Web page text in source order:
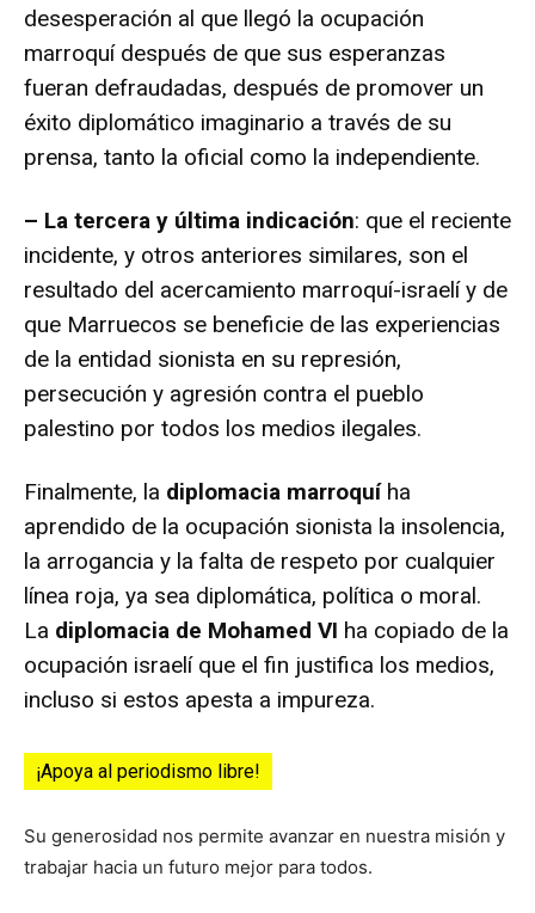
desesperación al que llegó la ocupación
marroquí después de que sus esperanzas
fueran defraudadas, después de promover un
éxito diplomático imaginario a través de su
prensa, tanto la oficial como la independiente.
– La tercera y última indicación: que el reciente
incidente, y otros anteriores similares, son el
resultado del acercamiento marroquí-israelí y de
que Marruecos se beneficie de las experiencias
de la entidad sionista en su represión,
persecución y agresión contra el pueblo
palestino por todos los medios ilegales.
Finalmente, la diplomacia marroquí ha
aprendido de la ocupación sionista la insolencia,
la arrogancia y la falta de respeto por cualquier
línea roja, ya sea diplomática, política o moral.
La diplomacia de Mohamed VI ha copiado de la
ocupación israelí que el fin justifica los medios,
incluso si estos apesta a impureza.
¡Apoya al periodismo libre!
Su generosidad nos permite avanzar en nuestra misión y
trabajar hacia un futuro mejor para todos.